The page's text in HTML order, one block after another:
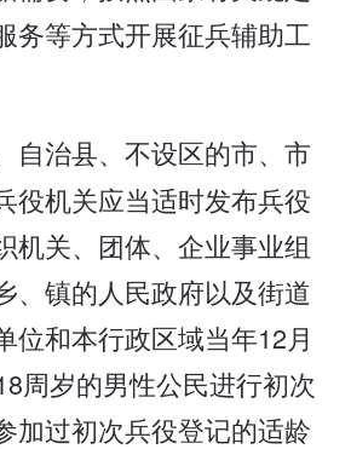
务等方式开展征兵辅助工
自治县、不设区的市、市
役机关应当适时发布兵役
机关、团体、企业事业组
、镇的人民政府以及街道
位和本行政区域当年12月
周岁的男性公民进行初次
加过初次兵役登记的适龄